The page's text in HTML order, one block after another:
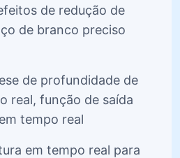
de redução de
de branco preciso
de profundidade de
real, função de saída
tempo real
em tempo real para